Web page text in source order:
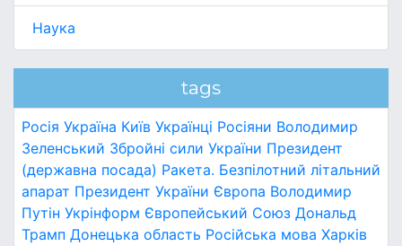
Наука
tags
Росія Україна Київ Українці Росіяни Володимир
Зеленський Збройні сили України Президент
(державна посада) Ракета. Безпілотний літальний
апарат Президент України Європа Володимир
Путін Укрінформ Європейський Союз Дональд
Трамп Донецька область Російська мова Харків